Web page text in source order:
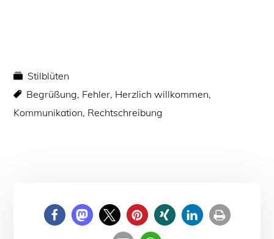
Stilblüten
Begrüßung, Fehler, Herzlich willkommen,
Kommunikation, Rechtschreibung